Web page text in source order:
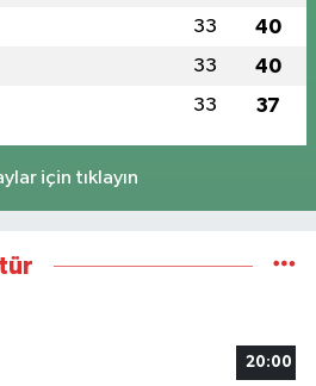
33 40
33 40
33 37
için tıklayın
20:00